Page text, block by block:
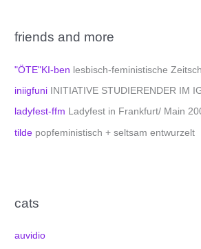
friends and more
"ÖTE"KI-ben lesbisch-feministische
iniigfuni INITIATIVE STUDIERENDER IM
ladyfest-ffm Ladyfest in Frankfurt/ Main
tilde popfeministisch + seltsam entwurzelt
cats
auvidio